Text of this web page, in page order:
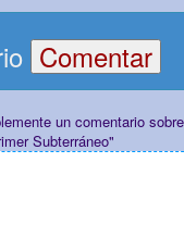
un comentario
Subterráneo"